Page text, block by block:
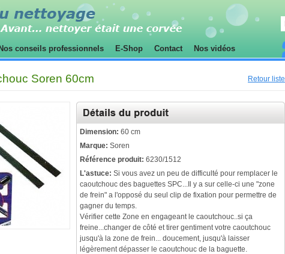
Nos conseils professionnels E-Shop Contact Nos vidéos
Soren 60cm Retour liste
Dimension: 60 cm
Marque: Soren
Référence produit: 6230/1512
L'astuce: Si vous avez un peu de difficulté pour remplacer le
caoutchouc des baguettes SPC...Il y a sur celle-ci une "zone
de frein" a l'opposé du seul clip de fixation pour permettre de
gagner du temps.
Vérifier cette Zone en engageant le caoutchouc..si ça
freine...changer de côté et tirer gentiment votre caoutchouc
jusqu'à la zone de frein... doucement, jusqu'à laisser
légèrement dépasser le caoutchouc de la baguette.